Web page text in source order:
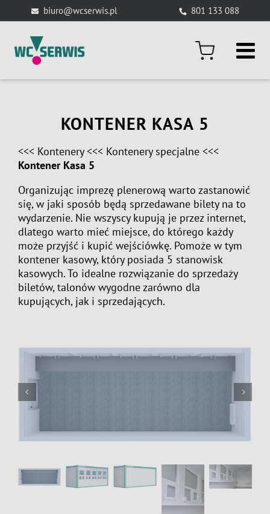
to
content
biuro@wcserwis.pl 801 133 088
KONTENER KASA 5
<<< Kontenery<<< Kontenery specjalne <<<
Kontener Kasa 5
Organizując imprezę plenerową warto zastanowić
się, w jaki sposób będą sprzedawane bilety na to
wydarzenie. Nie wszyscy kupują je przez internet,
dlatego warto mieć miejsce, do którego każdy
może przyjść i kupić wejściówkę. Pomoże w tym
kontener kasowy, który posiada 5 stanowisk
kasowych. To idealne rozwiązanie do sprzedaży
biletów, talonów wygodne zarówno dla
kupujących, jak i sprzedających.
 